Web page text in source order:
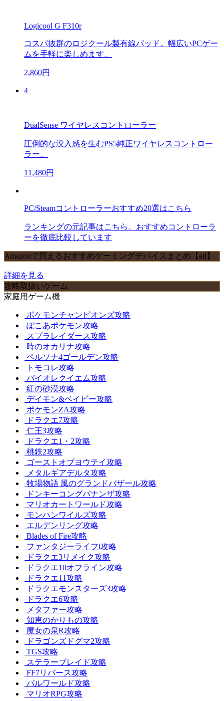
Logicool G F310r
コスパ抜群のロジクール製有線パッド。幅広いPCゲー
ムを手軽に楽しめます。
2,860円
4
DualSense ワイヤレスコントローラー
圧倒的な没入感を生むPS5純正ワイヤレスコントロー
ラー。
11,480円
PC/Steamコントローラーおすすめ20選はこちら
ランキングの元記事はこちら。おすすめコントローラ
ーを徹底比較しています
Amazonで買えるおすすめゲーミングデバイスまとめ【ad】
詳細を見る
攻略取扱いゲーム
家庭用ゲーム機
ポケモンチャンピオンズ攻略
ぽこあポケモン攻略
スプラレイダース攻略
時のオカリナ攻略
ペルソナ4ゴールデン攻略
トモコレ攻略
バイオレクイエム攻略
紅の砂漠攻略
デイモン&ベイビー攻略
ポケモンZA攻略
ドラクエ7攻略
仁王3攻略
ドラクエ1・2攻略
桃鉄2攻略
ゴーストオブヨウテイ攻略
メタルギアデルタ攻略
牧場物語 風のグランドバザール攻略
ドンキーコングバナンザ攻略
マリオカートワールド攻略
モンハンワイルズ攻略
エルデンリング攻略
Blades of Fire攻略
ファンタジーライフi攻略
ドラクエ3リメイク攻略
ドラクエ10オフライン攻略
ドラクエ11攻略
ドラクエモンスターズ3攻略
ドラクエ6攻略
メタファー攻略
知恵のかりもの攻略
魔女の泉R攻略
ドラゴンズドグマ2攻略
TGS攻略
ステラーブレイド攻略
FF7リバース攻略
パルワールド攻略
マリオRPG攻略